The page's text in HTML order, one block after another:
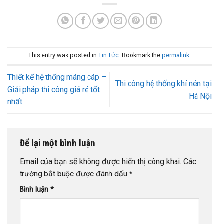
This entry was posted in Tin Tức. Bookmark the permalink.
Thiết kế hệ thống máng cáp –
Giải pháp thi công giá rẻ tốt
nhất
Thi công hệ thống khí nén tại
Hà Nội
Để lại một bình luận
Email của bạn sẽ không được hiển thị công khai. Các
trường bắt buộc được đánh dấu *
Bình luận *